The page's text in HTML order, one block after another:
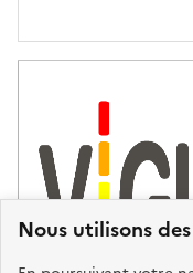
Nous utilisons